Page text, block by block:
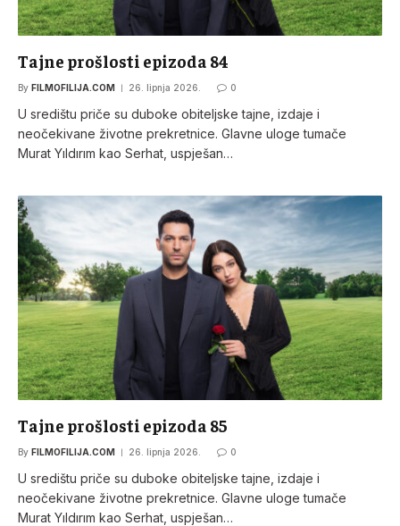
Tajne prošlosti epizoda 84
By FILMOFILIJA.COM 26. lipnja 2026. 0
U središtu priče su duboke obiteljske tajne, izdaje i
neočekivane životne prekretnice. Glavne uloge tumače
Murat Yıldırım kao Serhat, uspješan…
Tajne prošlosti epizoda 85
By FILMOFILIJA.COM 26. lipnja 2026. 0
U središtu priče su duboke obiteljske tajne, izdaje i
neočekivane životne prekretnice. Glavne uloge tumače
Murat Yıldırım kao Serhat, uspješan…